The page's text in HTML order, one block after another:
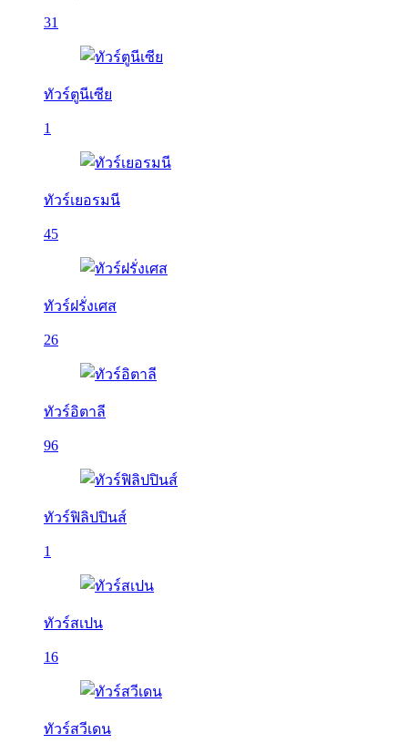
31
ทัวร์ตูนีเซีย
1
ทัวร์เยอรมนี
45
ทัวร์ฝรั่งเศส
26
ทัวร์อิตาลี
96
ทัวร์ฟิลิปปินส์
1
ทัวร์สเปน
16
ทัวร์สวีเดน